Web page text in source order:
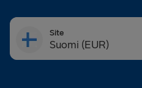
Site
Suomi (EUR)